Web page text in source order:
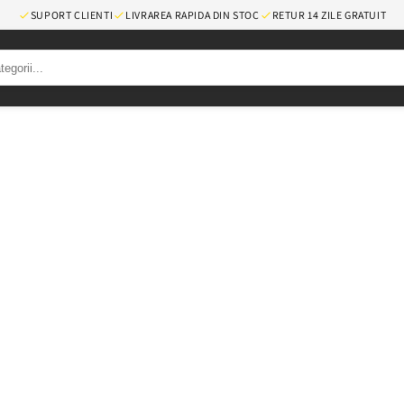
SUPORT CLIENTI LIVRAREA RAPIDA DIN STOC RETUR 14 ZILE GRATUIT